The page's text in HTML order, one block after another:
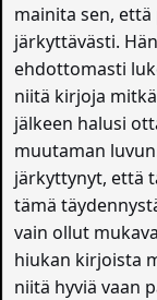
mainita sen,
järkyttävästi.
ehdottomasti
niitä kirjoja
jälkeen halusi
muutaman
järkyttynyt, että
tämä
vain ollut
hiukan kirjoista
niitä hyviä vaan